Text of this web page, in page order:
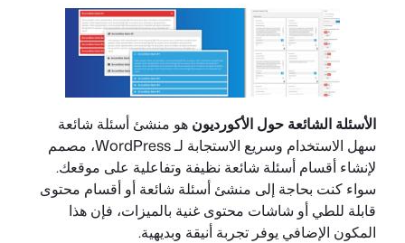
الأسئلة الشائعة حول الأكورديون هو منشئ أسئلة شائعة
سهل الاستخدام وسريع الاستجابة لـ WordPress، مصمم
لإنشاء أقسام أسئلة شائعة نظيفة وتفاعلية على موقعك.
سواء كنت بحاجة إلى منشئ أسئلة شائعة أو أقسام محتوى
قابلة للطي أو شاشات محتوى غنية بالميزات، فإن هذا
المكون الإضافي يوفر تجربة أنيقة وبديهية.